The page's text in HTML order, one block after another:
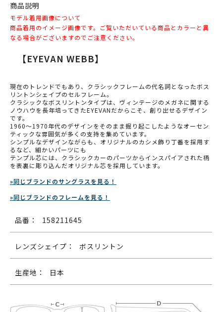
商品説明
モデル着用画像について
商品着用のイメージ画像です。ご覧いただいている商品とカラーと異
なる場合がございますのでご注意ください。
【EYEVAN WEBB】
現在のトレンドでもあり、クラシックフレームの代名詞となったボス
リントンシェイプのセルフレーム。
クラシックなボスリントンタイプは、ヴィンテージのメガネに関する
ノウハウを長年培ってきたEYEVANだからこそ、創り出せるデザイン
です。
1960～1970年代のデザインをそのまま掘り起こしたようなオーセン
ティックな雰囲気が多くの支持を集めています。
シンプルなデザインながらも、オリジナルのカシメ飾り丁番を採用す
るなど、細かいパーツにも
テンプル芯には、クラシックカーのパーツからインスパイアされた柄
を表裏に彫り込んだオリジナル芯を採用しています。
»同じブランドのサングラスを見る！
»同じブランドのフレームを見る！
品番： 158211645
レンズシェイプ： ボスリントン
生産地： 日本